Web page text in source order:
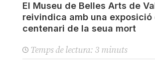
El Museu de Belles Arts de
reivindica amb una exposició
centenari de la seua mort
Temps de lectura: 3 minuts